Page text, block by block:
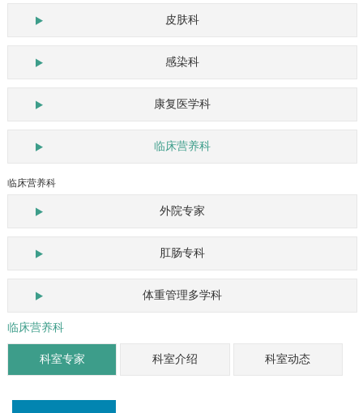
皮肤科
感染科
康复医学科
临床营养科
临床营养科
外院专家
肛肠专科
体重管理多学科
临床营养科
科室专家 科室介绍 科室动态